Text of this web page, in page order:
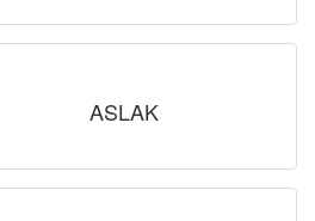
ASLAK